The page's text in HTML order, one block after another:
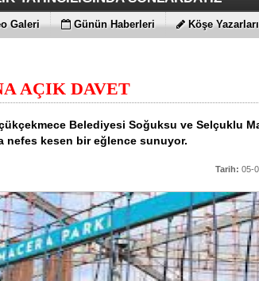
DESTEKLİYORLARMIŞ
FITIKTA DA ÖNEMLİ
BİLE KORKUTTU
EN UYGUNLAR
YAPTILAR
DAHA!!!
YENİ RENK
Galeri Günün Haberleri Köşe Yazarları
AÇIK DAVET
Belediyesi Soğuksu ve Selçuklu
nefes kesen bir eğlence sunuyor.
Tarih: 05-